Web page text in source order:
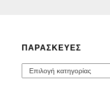
ΠΑΡΑΣΚΕΥΈΣ
Παρασκευές